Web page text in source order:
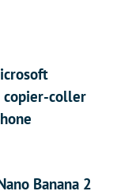
copier-coller
Banana 2